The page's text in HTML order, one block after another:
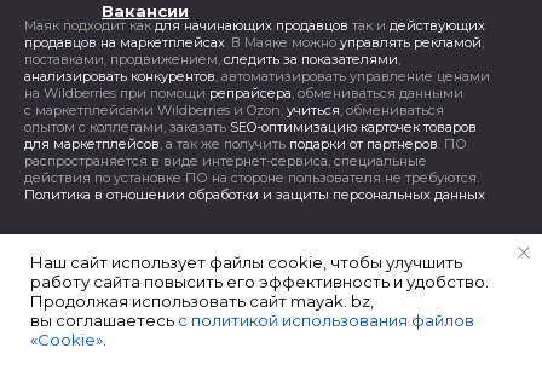
Вакансии
Маяк подходит как для начинающих продавцов так и действующих
продавцов на маркетплейсах. В Маяке можно управлять рекламой,
поставками, продвижением, следить за показателями,
анализировать конкурентов, автоматизировать управление ценами
на Wildberries при помощи репрайсера, обмениваться данными
с маркетплейсами Wildberries и Ozon, учиться, обмениваться
опытом с коллегами, заказать SEO-оптимизацию карточек товаров
для маркетплейсов, а так же получить подарки от партнеров. ПО
распространяется в виде интернет-сервиса, специальные
действия по установке ПО на стороне пользователя не требуются.
Политика в отношении обработки и защиты персональных данных
Наш сайт использует файлы cookie, чтобы улучшить
работу сайта повысить его эффективность и удобство.
Продолжая использовать сайт mayak. bz,
вы соглашаетесь с политикой использования файлов
«Cookie»